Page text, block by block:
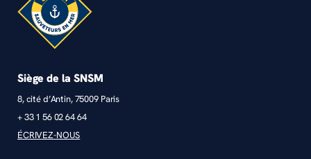
Siège de la SNSM
8, cité d’Antin, 75009 Paris
+ 33 1 56 02 64 64
ÉCRIVEZ-NOUS